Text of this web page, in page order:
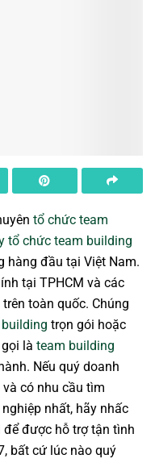
tổ chức team
tổ chức team building
hàng đầu tại Việt Nam.
tại TPHCM và các
toàn quốc. Chúng
trọn gói hoặc
là team building
Nếu quý doanh
có nhu cầu tìm
nhất, hãy nhấc
được hỗ trợ tận tình
bất cứ lúc nào quý